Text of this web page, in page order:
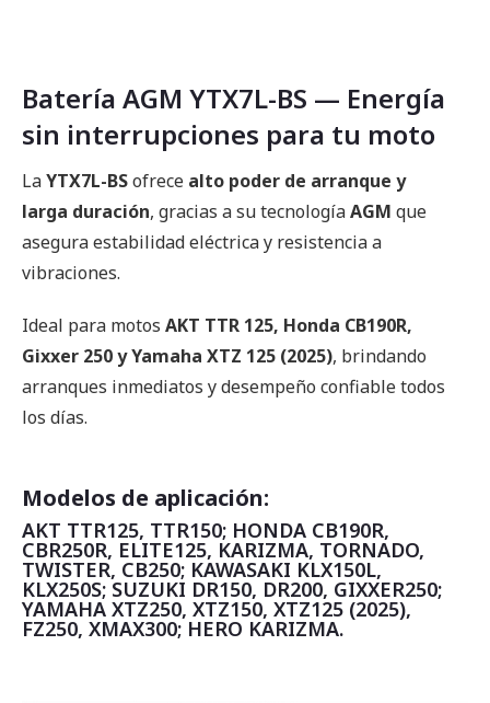
Batería AGM YTX7L-BS — Energía
sin interrupciones para tu moto
LaYTX7L-BSofrece alto poder de arranque y
larga duración, gracias a su tecnologíaAGM que
asegura estabilidad eléctrica y resistencia a
vibraciones.
Ideal para motos AKT TTR 125, Honda CB190R,
Gixxer 250 y Yamaha XTZ 125 (2025), brindando
arranques inmediatos y desempeño confiable todos
los días.
Modelos de aplicación:
AKT TTR125, TTR150; HONDA CB190R,
CBR250R, ELITE125, KARIZMA, TORNADO,
TWISTER, CB250; KAWASAKI KLX150L,
KLX250S; SUZUKI DR150, DR200, GIXXER250;
YAMAHA XTZ250, XTZ150, XTZ125 (2025),
FZ250, XMAX300; HERO KARIZMA.